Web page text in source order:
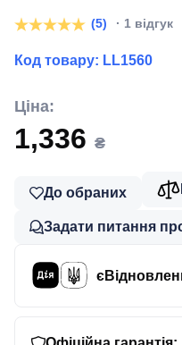
(5) · 1 відгук
Код товару: LL1560
Ціна:
1,336 ₴
До обраних
Задати питання